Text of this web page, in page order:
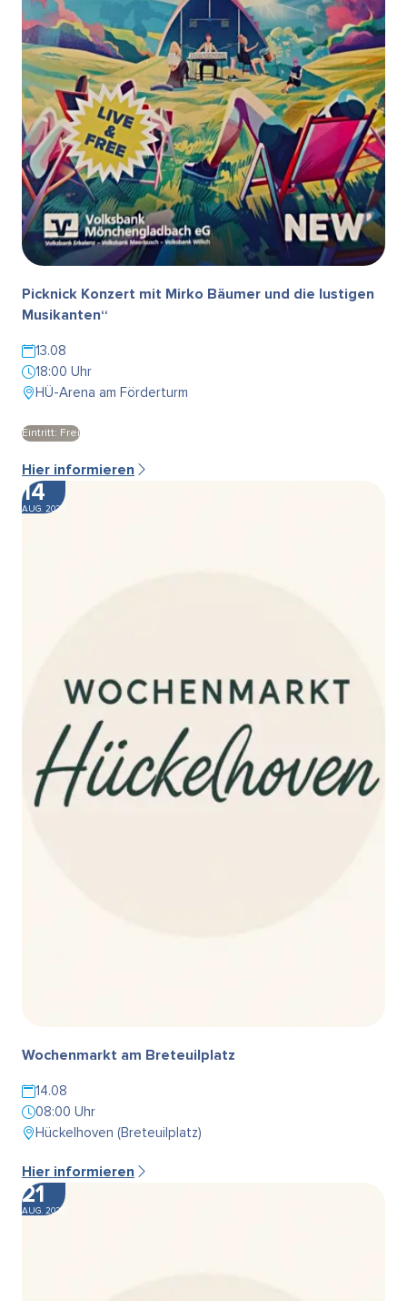
Picknick Konzert mit Mirko Bäumer und die lustigen
Musikanten“
13.08
18:00 Uhr
HÜ-Arena am Förderturm
Eintritt: Frei
Hier informieren
14
AUG. 2026
Wochenmarkt am Breteuilplatz
14.08
08:00 Uhr
Hückelhoven (Breteuilplatz)
Hier informieren
21
AUG. 2026